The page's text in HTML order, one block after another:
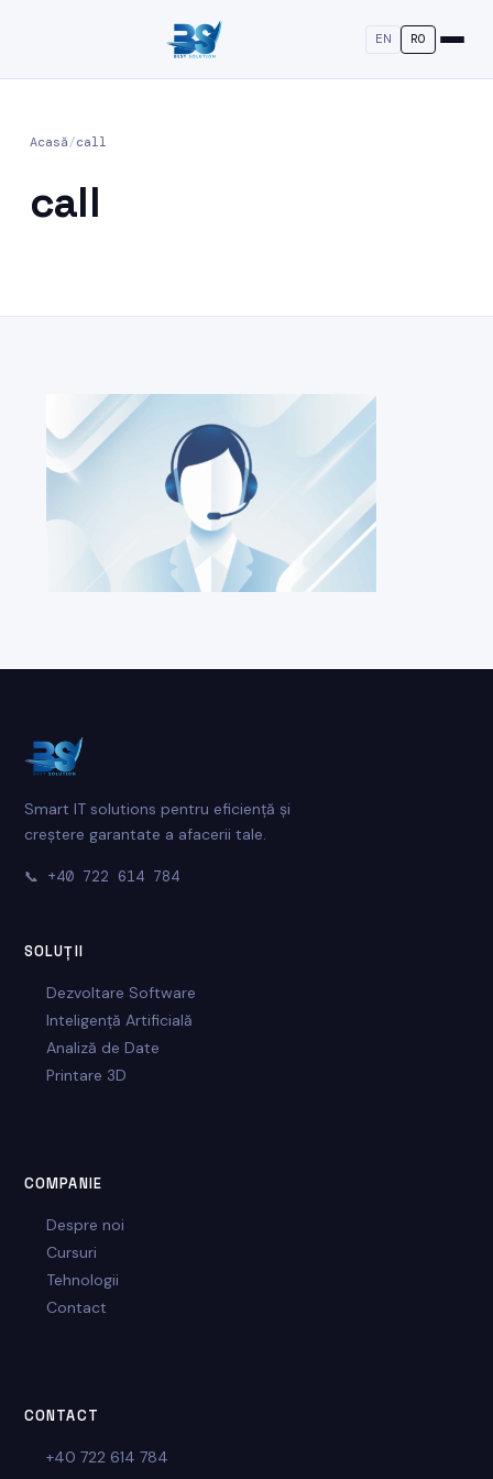
EN RO
Acasă/call
call
Smart IT solutions pentru eficiență și
creștere garantate a afacerii tale.
📞 +40 722 614 784
SOLUȚII
Dezvoltare Software
Inteligență Artificială
Analiză de Date
Printare 3D
COMPANIE
Despre noi
Cursuri
Tehnologii
Contact
CONTACT
+40 722 614 784